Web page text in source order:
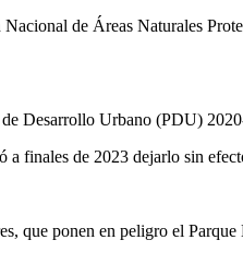
de Áreas Naturales
Desarrollo Urbano (PDU)
a finales de 2023 dejarlo sin
que ponen en peligro el